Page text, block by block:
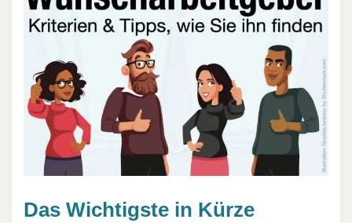
Das Wichtigste in Kürze